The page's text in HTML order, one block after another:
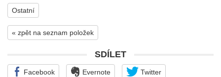
Ostatní
« zpět na seznam položek
SDÍLET
Facebook Evernote Twitter